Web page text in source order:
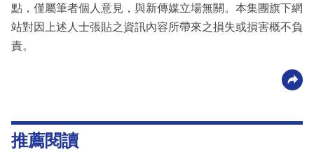
點，僅屬筆者個人意見，與新傳媒立場無關。本集團旗下網
站對因上述人士張貼之資訊內容所帶來之損失或損害概不負
責。
推薦閱讀